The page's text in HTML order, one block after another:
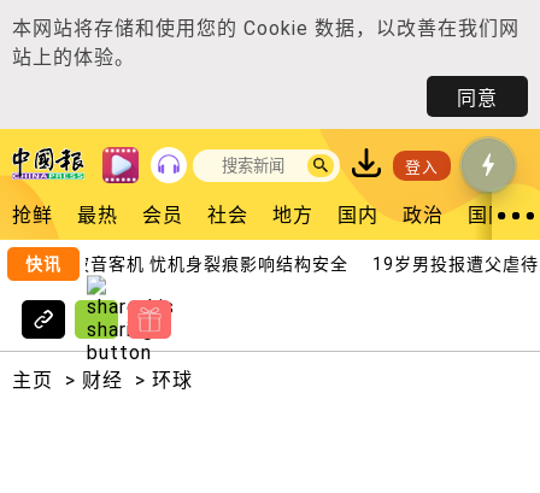
本网站将存储和使用您的 Cookie 数据，以改善在我们网
站上的体验。
同意
登入
抢鲜 最热 会员 社会 地方 国内 政治 国际
快讯
架波音客机 忧机身裂痕影响结构安全 19岁男投报遭父虐待性
主页 > 财经 > 环球